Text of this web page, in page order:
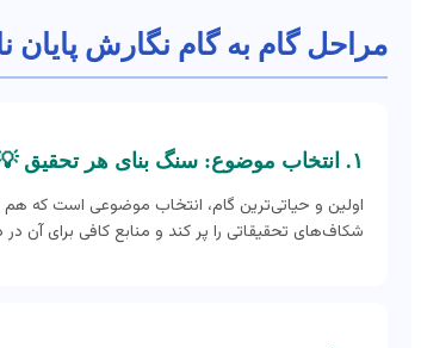
مراحل گام به گام نگارش پایان
۱. انتخاب موضوع: سنگ بنای هر تحقیق 💡
اولین و حیاتی‌ترین گام، انتخاب موضوعی است که هم
شکاف‌های تحقیقاتی را پر کند و منابع کافی برای آن